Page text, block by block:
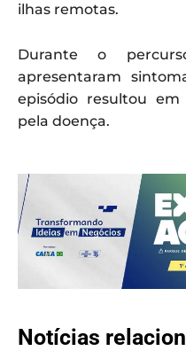
ilhas remotas.
Durante o
apresentaram
episódio resultou
pela doença.
Notícias